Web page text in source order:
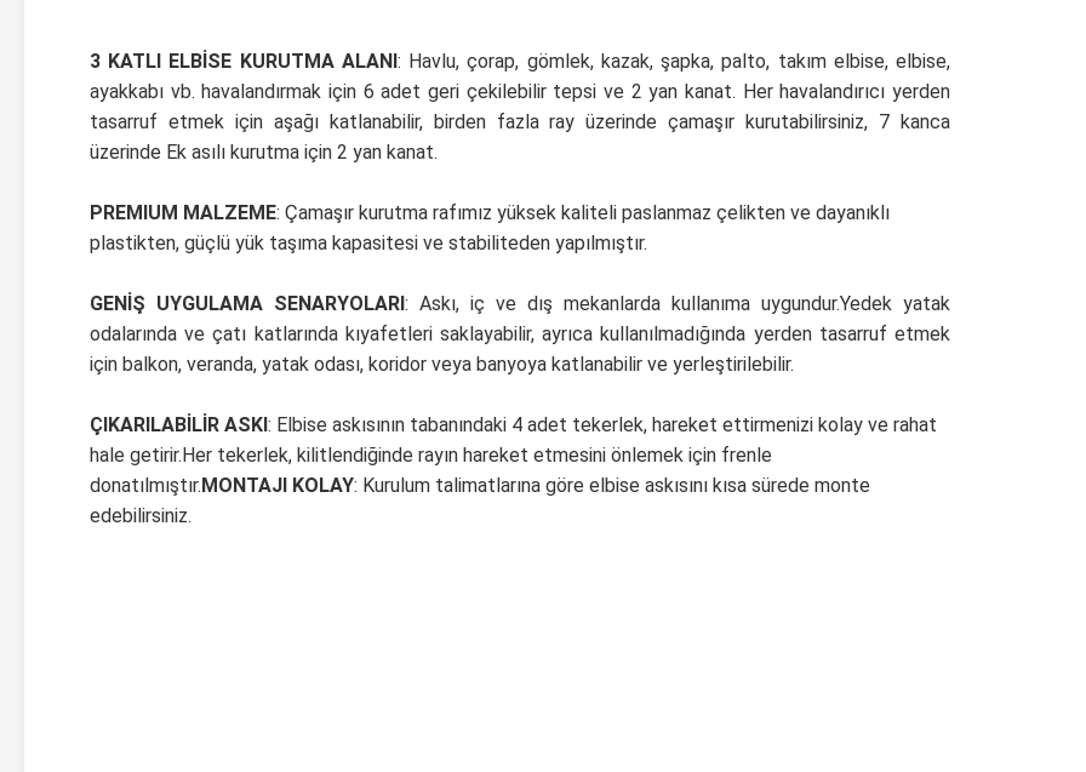
3 KATLI ELBİSE KURUTMA ALANI: Havlu, çorap, gömlek, kazak, şapka, palto, takım elbise, elbise,
ayakkabı vb. havalandırmak için 6 adet geri çekilebilir tepsi ve 2 yan kanat. Her havalandırıcı yerden
tasarruf etmek için aşağı katlanabilir, birden fazla ray üzerinde çamaşır kurutabilirsiniz, 7 kanca
üzerinde Ek asılı kurutma için 2 yan kanat.
PREMIUM MALZEME: Çamaşır kurutma rafımız yüksek kaliteli paslanmaz çelikten ve dayanıklı
plastikten, güçlü yük taşıma kapasitesi ve stabiliteden yapılmıştır.
GENİŞ UYGULAMA SENARYOLARI: Askı, iç ve dış mekanlarda kullanıma uygundur.Yedek yatak
odalarında ve çatı katlarında kıyafetleri saklayabilir, ayrıca kullanılmadığında yerden tasarruf etmek
için balkon, veranda, yatak odası, koridor veya banyoya katlanabilir ve yerleştirilebilir.
ÇIKARILABİLİR ASKI: Elbise askısının tabanındaki 4 adet tekerlek, hareket ettirmenizi kolay ve rahat
hale getirir.Her tekerlek, kilitlendiğinde rayın hareket etmesini önlemek için frenle
donatılmıştır.MONTAJI KOLAY: Kurulum talimatlarına göre elbise askısını kısa sürede monte
edebilirsiniz.